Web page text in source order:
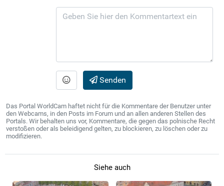
Senden
Das Portal WorldCam haftet nicht für die Kommentare der Benutzer unter
den Webcams, in den Posts im Forum und an allen anderen Stellen des
Portals. Wir behalten uns vor, Kommentare, die gegen das polnische Recht
verstoßen oder als beleidigend gelten, zu blockieren, zu löschen oder zu
modifizieren.
Siehe auch